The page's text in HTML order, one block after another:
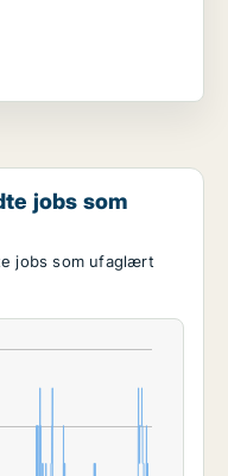
jobs som
jobs som ufaglært